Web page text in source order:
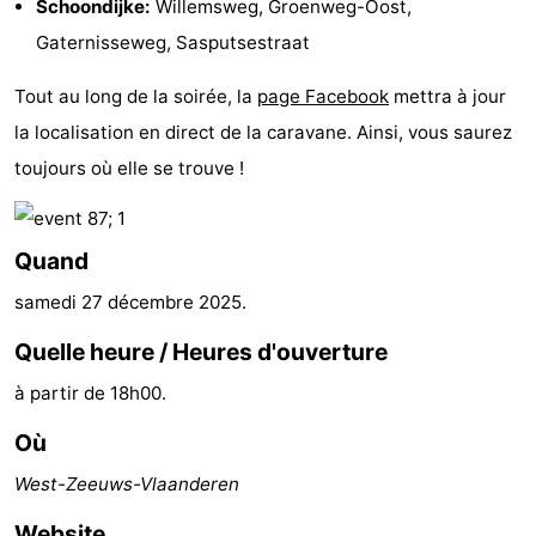
manger
Pratiques
Forum
Route
-
Stationnement
Adresses
Médicales
Région
Zeeland
Veere
-
Schoondijke: Willemsweg, Groenweg-Oost,
Gaternisseweg, Sasputsestraat
Tout au long de la soirée, la page Facebook mettra à jour
la localisation en direct de la caravane. Ainsi, vous saurez
toujours où elle se trouve !
Quand
samedi 27 décembre 2025.
Quelle heure / Heures d'ouverture
à partir de 18h00.
Où
West-Zeeuws-Vlaanderen